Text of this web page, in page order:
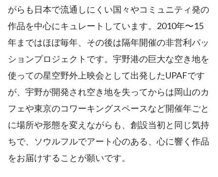
がらも日本で流通しにくい国々やコミュニティ発の
作品を中心にキュレートしています。2010年〜15
年まではほぼ毎年、その後は隔年開催の非営利パッ
ションプロジェクトです。宇野港の巨大な空き地を
使っての星空野外上映会として出発したUPAFです
が、宇野が開発され空き地を失ってからは岡山のカ
フェや東京のコワーキングスペースなど開催年ごと
に場所や形態を変えながらも、創設当初と同じ気持
ちで、ソウルフルでアート心のある、心に響く作品
をお届けすることが願いです。